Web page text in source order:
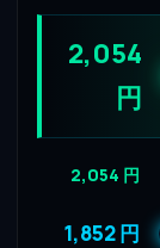
2,054
円
2,054 円
1,852 円